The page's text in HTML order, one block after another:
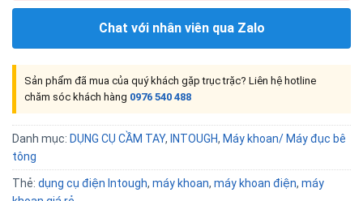
Chat với nhân viên qua Zalo
Sản phẩm đã mua của quý khách gặp trục trặc? Liên hệ hotline
chăm sóc khách hàng 0976 540 488
Danh mục: DỤNG CỤ CẦM TAY, INTOUGH, Máy khoan/ Máy đục bê
tông
Thẻ: dụng cụ điện Intough, máy khoan, máy khoan điện, máy